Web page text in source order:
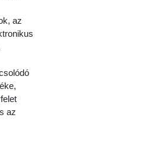
az
az